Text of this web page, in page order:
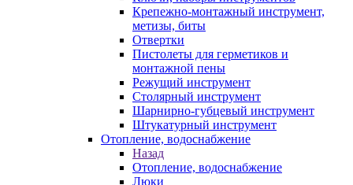
Крепежно-монтажный инструмент,
метизы, биты
Отвертки
Пистолеты для герметиков и
монтажной пены
Режущий инструмент
Столярный инструмент
Шарнирно-губцевый инструмент
Штукатурный инструмент
Отопление, водоснабжение
Назад
Отопление, водоснабжение
Люки